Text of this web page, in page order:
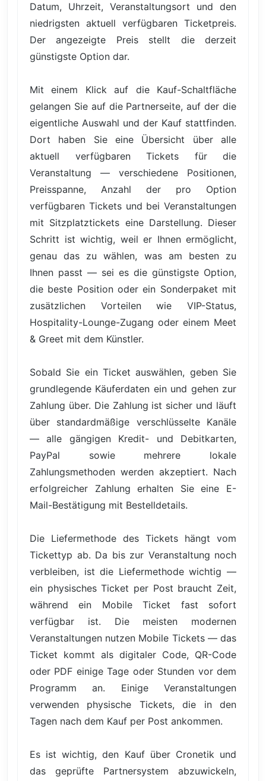
Datum, Uhrzeit, Veranstaltungsort und den
niedrigsten aktuell verfügbaren Ticketpreis.
Der angezeigte Preis stellt die derzeit
günstigste Option dar.
Mit einem Klick auf die Kauf-Schaltfläche
gelangen Sie auf die Partnerseite, auf der die
eigentliche Auswahl und der Kauf stattfinden.
Dort haben Sie eine Übersicht über alle
aktuell verfügbaren Tickets für die
Veranstaltung — verschiedene Positionen,
Preisspanne, Anzahl der pro Option
verfügbaren Tickets und bei Veranstaltungen
mit Sitzplatztickets eine Darstellung. Dieser
Schritt ist wichtig, weil er Ihnen ermöglicht,
genau das zu wählen, was am besten zu
Ihnen passt — sei es die günstigste Option,
die beste Position oder ein Sonderpaket mit
zusätzlichen Vorteilen wie VIP-Status,
Hospitality-Lounge-Zugang oder einem Meet
& Greet mit dem Künstler.
Sobald Sie ein Ticket auswählen, geben Sie
grundlegende Käuferdaten ein und gehen zur
Zahlung über. Die Zahlung ist sicher und läuft
über standardmäßige verschlüsselte Kanäle
— alle gängigen Kredit- und Debitkarten,
PayPal sowie mehrere lokale
Zahlungsmethoden werden akzeptiert. Nach
erfolgreicher Zahlung erhalten Sie eine E-
Mail-Bestätigung mit Bestelldetails.
Die Liefermethode des Tickets hängt vom
Tickettyp ab. Da bis zur Veranstaltung noch
verbleiben, ist die Liefermethode wichtig —
ein physisches Ticket per Post braucht Zeit,
während ein Mobile Ticket fast sofort
verfügbar ist. Die meisten modernen
Veranstaltungen nutzen Mobile Tickets — das
Ticket kommt als digitaler Code, QR-Code
oder PDF einige Tage oder Stunden vor dem
Programm an. Einige Veranstaltungen
verwenden physische Tickets, die in den
Tagen nach dem Kauf per Post ankommen.
Es ist wichtig, den Kauf über Cronetik und
das geprüfte Partnersystem abzuwickeln,